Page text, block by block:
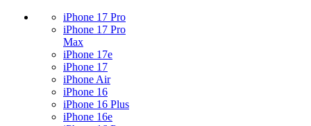
iPhone 17 Pro
iPhone 17 Pro
Max
iPhone 17e
iPhone 17
iPhone Air
iPhone 16
iPhone 16 Plus
iPhone 16e